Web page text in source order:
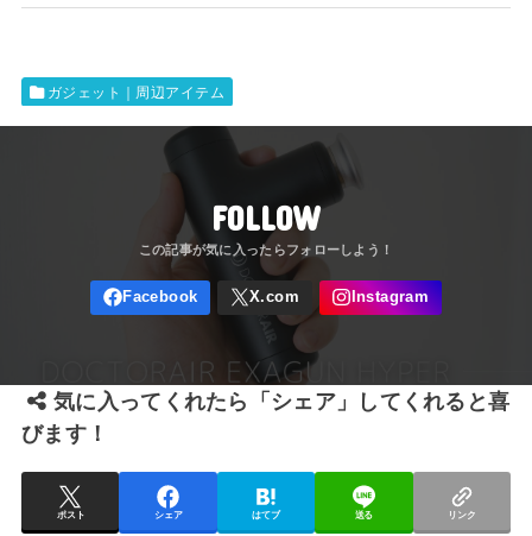
ガジェット｜周辺アイテム
FOLLOW
気に入ってくれたら「シェア」してくれると喜
びます！
ポスト シェア はてブ 送る リンク